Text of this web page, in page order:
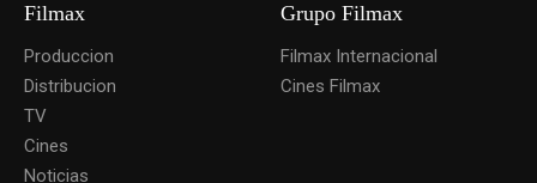
Filmax
Produccion
Distribucion
TV
Cines
Noticias
Grupo Filmax
Filmax Internacional
Cines Filmax